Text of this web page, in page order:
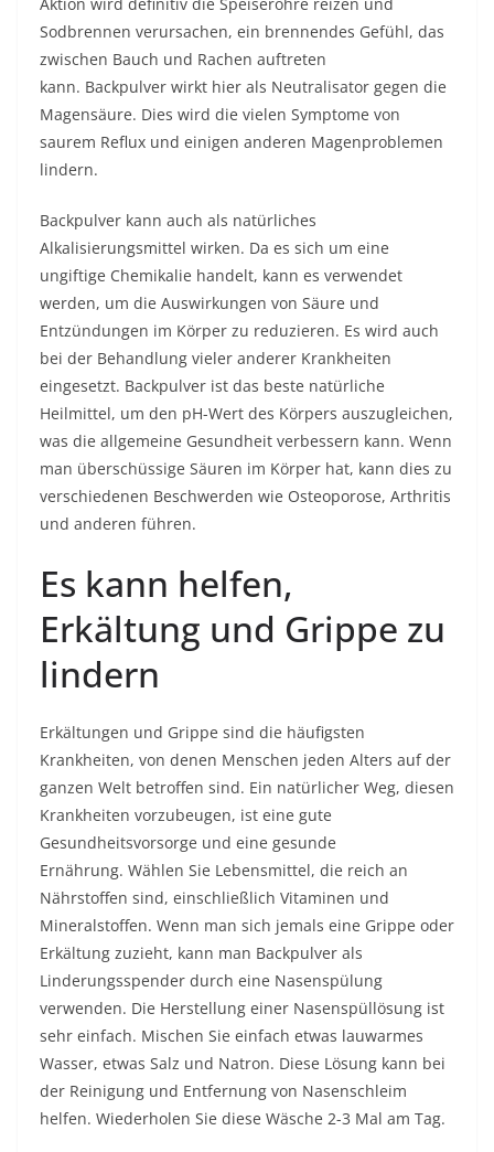
Sodbrennen verursachen, ein brennendes Gefühl, das
zwischen Bauch und Rachen auftreten
kann. Backpulver wirkt hier als Neutralisator gegen die
Magensäure. Dies wird die vielen Symptome von
saurem Reflux und einigen anderen Magenproblemen
lindern.
Backpulver kann auch als natürliches
Alkalisierungsmittel wirken. Da es sich um eine
ungiftige Chemikalie handelt, kann es verwendet
werden, um die Auswirkungen von Säure und
Entzündungen im Körper zu reduzieren. Es wird auch
bei der Behandlung vieler anderer Krankheiten
eingesetzt. Backpulver ist das beste natürliche
Heilmittel, um den pH-Wert des Körpers auszugleichen,
was die allgemeine Gesundheit verbessern kann. Wenn
man überschüssige Säuren im Körper hat, kann dies zu
verschiedenen Beschwerden wie Osteoporose, Arthritis
und anderen führen.
Es kann helfen,
Erkältung und Grippe zu
lindern
Erkältungen und Grippe sind die häufigsten
Krankheiten, von denen Menschen jeden Alters auf der
ganzen Welt betroffen sind. Ein natürlicher Weg, diesen
Krankheiten vorzubeugen, ist eine gute
Gesundheitsvorsorge und eine gesunde
Ernährung. Wählen Sie Lebensmittel, die reich an
Nährstoffen sind, einschließlich Vitaminen und
Mineralstoffen. Wenn man sich jemals eine Grippe oder
Erkältung zuzieht, kann man Backpulver als
Linderungsspender durch eine Nasenspülung
verwenden. Die Herstellung einer Nasenspüllösung ist
sehr einfach. Mischen Sie einfach etwas lauwarmes
Wasser, etwas Salz und Natron. Diese Lösung kann bei
der Reinigung und Entfernung von Nasenschleim
helfen. Wiederholen Sie diese Wäsche 2-3 Mal am Tag.